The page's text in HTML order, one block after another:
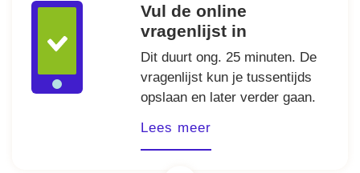
Vul de online
vragenlijst in
Dit duurt ong. 25 minuten. De
vragenlijst kun je tussentijds
opslaan en later verder gaan.
Lees meer